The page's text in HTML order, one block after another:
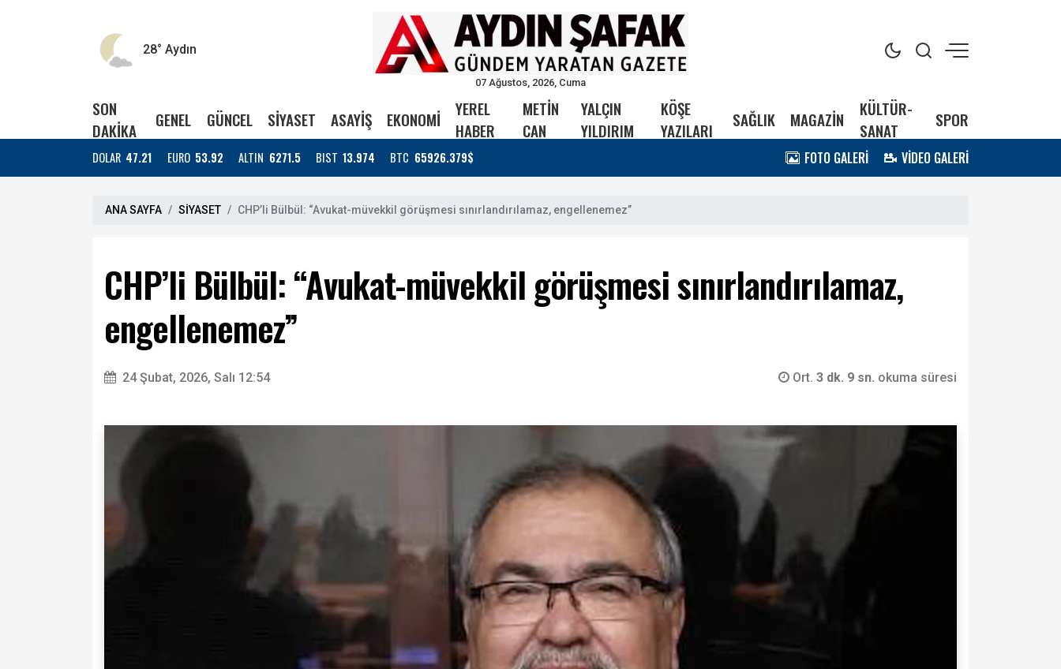
28° Aydın
07 Ağustos, 2026, Cuma
SON
DAKİKA
GENEL GÜNCEL SİYASET ASAYİŞ EKONOMİ
YEREL
HABER
METİN
CAN
YALÇIN
YILDIRIM
KÖŞE
YAZILARI
SAĞLIK MAGAZİN
KÜLTÜR-
SANAT
SPOR
DOLAR 47.21 EURO 53.92 ALTIN 6271.5 BIST 13.974 BTC 65926.379$ FOTO GALERİ VİDEO GALERİ
ANA SAYFA SİYASET CHP’li Bülbül: “Avukat-müvekkil görüşmesi sınırlandırılamaz, engellenemez”
CHP’li Bülbül: “Avukat-müvekkil görüşmesi sınırlandırılamaz,
engellenemez”
24 Şubat, 2026, Salı 12:54 Ort. 3 dk. 9 sn. okuma süresi